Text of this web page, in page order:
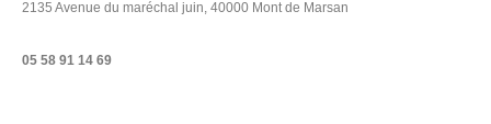
2135 Avenue du maréchal juin, 40000 Mont de Marsan
05 58 91 14 69